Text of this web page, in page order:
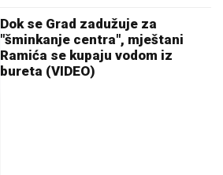
Dok se Grad zadužuje za
"šminkanje centra", mještani
Ramića se kupaju vodom iz
bureta (VIDEO)